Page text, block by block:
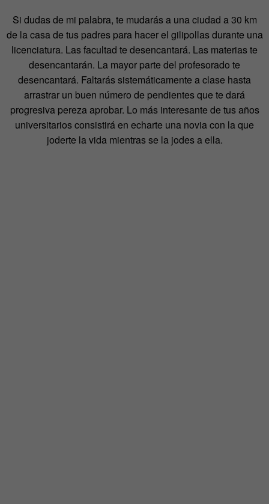
Si dudas de mi palabra, te mudarás a una ciudad a 30 km
de la casa de tus padres para hacer el gilipollas durante una
licenciatura. Las facultad te desencantará. Las materias te
desencantarán. La mayor parte del profesorado te
desencantará. Faltarás sistemáticamente a clase hasta
arrastrar un buen número de pendientes que te dará
progresiva pereza aprobar. Lo más interesante de tus años
universitarios consistirá en echarte una novia con la que
joderte la vida mientras se la jodes a ella.